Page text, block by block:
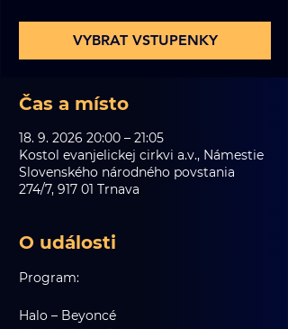
VYBRAT VSTUPENKY
Čas a místo
18. 9. 2026 20:00 – 21:05
Kostol evanjelickej cirkvi a.v., Námestie
Slovenského národného povstania
274/7, 917 01 Trnava
O události
Program:
Halo – Beyoncé